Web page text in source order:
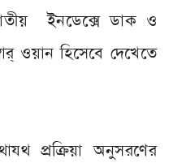
ইনডেক্সে ডাক ও
ওয়ান হিসেবে দেখেতে
প্রক্রিয়া অনুসরণের